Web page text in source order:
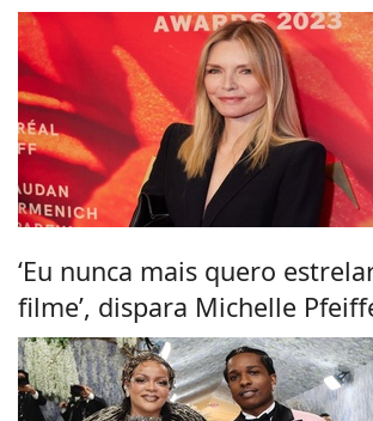
‘Eu nunca mais quero
filme’, dispara Michelle